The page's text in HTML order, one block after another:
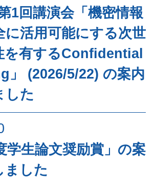
1回講演会「機密情報
に活⽤可能にする次世
を有するConfidential
」 (2026/5/22) の案内
した
学生論文奨励賞」の案
ました